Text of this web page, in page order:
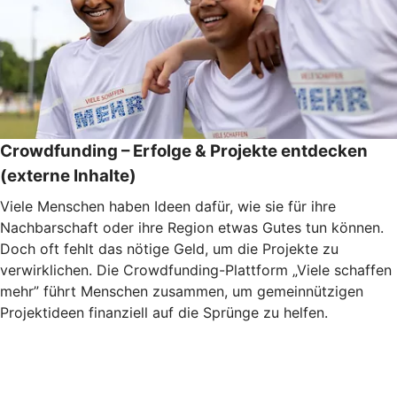
Crowdfunding – Erfolge & Projekte entdecken
(externe Inhalte)
Viele Menschen haben Ideen dafür, wie sie für ihre
Nachbarschaft oder ihre Region etwas Gutes tun können.
Doch oft fehlt das nötige Geld, um die Projekte zu
verwirklichen. Die Crowdfunding-Plattform „Viele schaffen
mehr” führt Menschen zusammen, um gemeinnützigen
Projektideen finanziell auf die Sprünge zu helfen.